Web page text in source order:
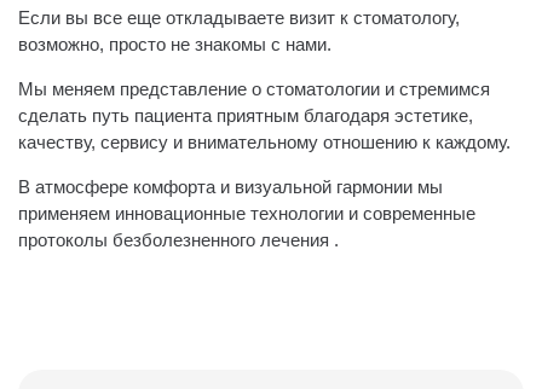
Если вы все еще откладываете визит к стоматологу,
возможно, просто не знакомы с нами.
Мы меняем представление о стоматологии и стремимся
сделать путь пациента приятным благодаря эстетике,
качеству, сервису и внимательному отношению к каждому.
В атмосфере комфорта и визуальной гармонии мы
применяем инновационные технологии и современные
протоколы безболезненного лечения .